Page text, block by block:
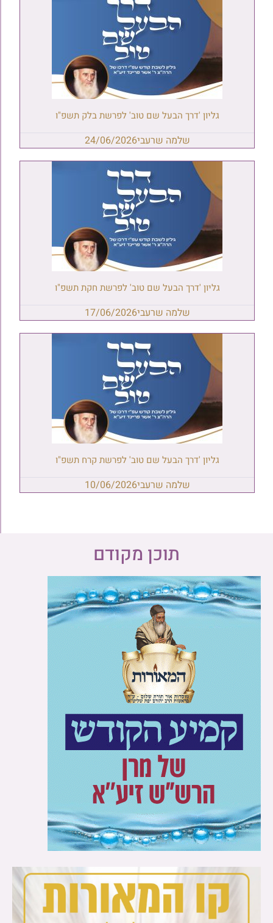
גליון 'דרך הבעל שם טוב' לפרשת בלק תשפ"ו
שלמה שרעבי24/06/2026
גליון 'דרך הבעל שם טוב' לפרשת חקת תשפ"ו
שלמה שרעבי17/06/2026
גליון 'דרך הבעל שם טוב' לפרשת קרח תשפ"ו
שלמה שרעבי10/06/2026
תוכן מקודם